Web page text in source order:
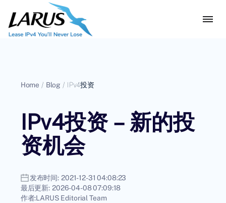
Home / Blog / IPv4投资
IPv4投资 – 新的投
资机会
发布时间: 2021-12-31 04:08:23
最后更新: 2026-04-08 07:09:18
作者:LARUS Editorial Team